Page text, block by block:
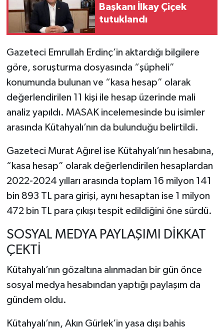
Başkanı İlkay Çiçek
tutuklandı
Gazeteci Emrullah Erdinç’in aktardığı bilgilere
göre, soruşturma dosyasında “şüpheli”
konumunda bulunan ve “kasa hesap” olarak
değerlendirilen 11 kişi ile hesap üzerinde mali
analiz yapıldı. MASAK incelemesinde bu isimler
arasında Kütahyalı’nın da bulunduğu belirtildi.
Gazeteci Murat Ağırel ise Kütahyalı’nın hesabına,
“kasa hesap” olarak değerlendirilen hesaplardan
2022-2024 yılları arasında toplam 16 milyon 141
bin 893 TL para girişi, aynı hesaptan ise 1 milyon
472 bin TL para çıkışı tespit edildiğini öne sürdü.
SOSYAL MEDYA PAYLAŞIMI DİKKAT
ÇEKTİ
Kütahyalı’nın gözaltına alınmadan bir gün önce
sosyal medya hesabından yaptığı paylaşım da
gündem oldu.
Kütahyalı’nın, Akın Gürlek’in yasa dışı bahis